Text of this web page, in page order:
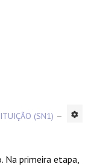
(SN1)
primeira etapa,